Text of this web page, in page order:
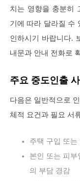
치는 영향을 충분히
기에 따라 달라질 수
인하시기 바랍니다.
내문과 안내 전화로
주요 중도인출
다음은 일반적으로
체적 요건과 필요 서
주택 구입 또
본인 또는 피
의 부담 경감